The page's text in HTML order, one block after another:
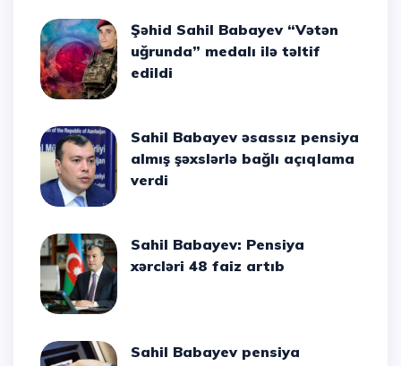
Şəhid Sahil Babayev “Vətən
uğrunda” medalı ilə təltif
edildi
Sahil Babayev əsassız pensiya
almış şəxslərlə bağlı açıqlama
verdi
Sahil Babayev: Pensiya
xərcləri 48 faiz artıb
Sahil Babayev pensiya